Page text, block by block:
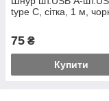
type C, сітка, 1 м,
75 ₴
Купити